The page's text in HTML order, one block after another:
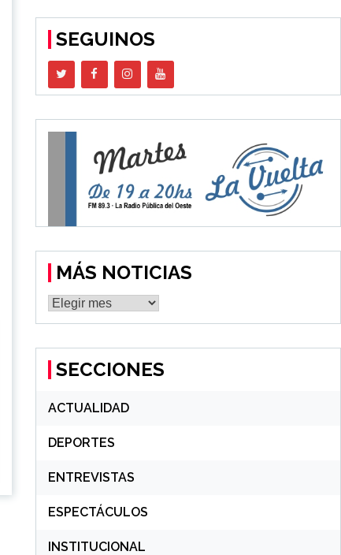
SEGUINOS
MÁS NOTICIAS
MÁS
NOTICIAS
SECCIONES
ACTUALIDAD
DEPORTES
ENTREVISTAS
ESPECTÁCULOS
INSTITUCIONAL